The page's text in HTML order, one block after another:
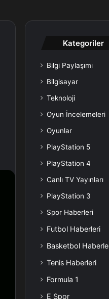
Kategoriler
Bilgi Paylaşımı
Bilgisayar
Teknoloji
Oyun İncelemeleri
Oyunlar
PlayStation 5
PlayStation 4
Canlı TV Yayınları
PlayStation 3
Spor Haberleri
Futbol Haberleri
Basketbol
Tenis Haberleri
Formula 1
E Spor